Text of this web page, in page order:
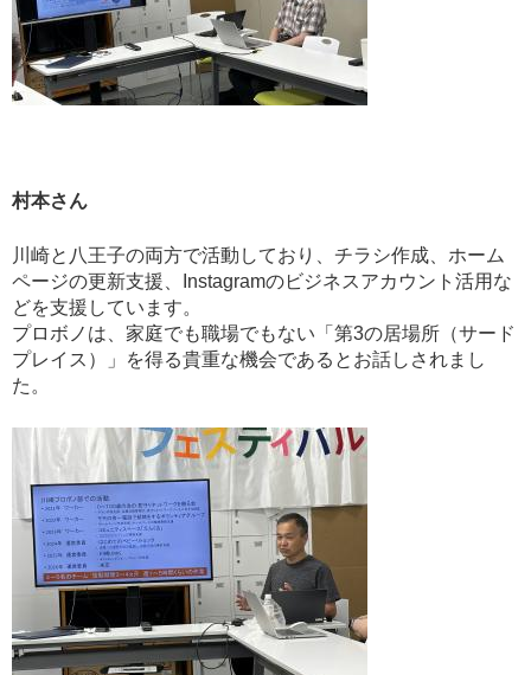
村本さん
川崎と八王子の両方で活動しており、チラシ作成、ホーム
ページの更新支援、Instagramのビジネスアカウント活用な
どを支援しています。
プロボノは、家庭でも職場でもない「第3の居場所（サード
プレイス）」を得る貴重な機会であるとお話しされまし
た。